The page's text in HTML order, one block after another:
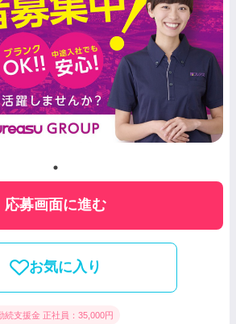
応募画面に進む
お気に入り
続支援金 正社員：35,000円